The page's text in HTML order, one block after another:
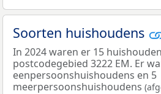
Soorten huishoudens
In 2024 waren er 15
postcodegebied 3222 EM. Er
eenpersoonshuishoudens en 5
meerpersoonshuishoudens